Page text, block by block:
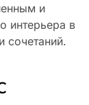
и
интерьера в